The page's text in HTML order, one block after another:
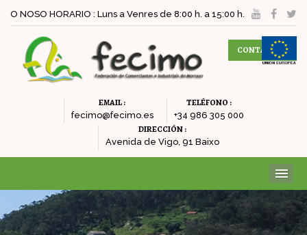
O NOSO HORARIO : Luns a Venres de 8:00 h. a 15:00 h.
CONTACTAR
EMAIL :
fecimo@fecimo.es
TELÉFONO :
+34 986 305 000
DIRECCIÓN :
Avenida de Vigo, 91 Baixo